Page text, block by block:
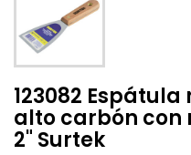
123082
alto carbón con
2" Surtek